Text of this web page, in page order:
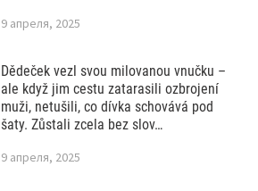
9 апреля, 2025
Dědeček vezl svou milovanou vnučku –
ale když jim cestu zatarasili ozbrojení
muži, netušili, co dívka schovává pod
šaty. Zůstali zcela bez slov…
9 апреля, 2025